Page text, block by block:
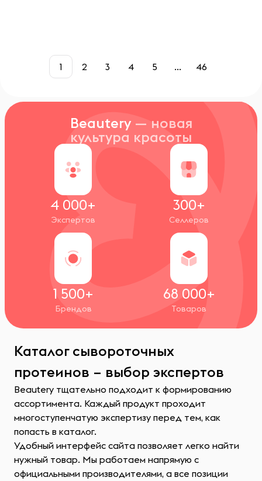
1 2 3 4 5 ... 46
Beautery — новая
культура красоты
4 000+
Экспертов
300+
Селлеров
1 500+
Брендов
68 000+
Товаров
Каталог сывороточных
протеинов – выбор экспертов
Beautery тщательно подходит к формированию
ассортимента. Каждый продукт проходит
многоступенчатую экспертизу перед тем, как
попасть в каталог.
Удобный интерфейс сайта позволяет легко найти
нужный товар. Мы работаем напрямую с
официальными производителями, а все позиции